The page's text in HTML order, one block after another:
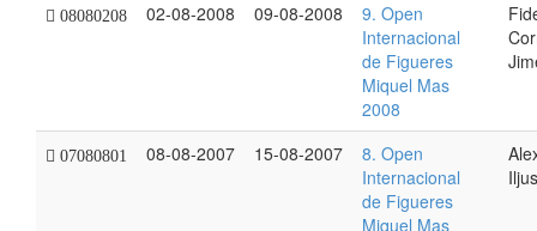
08080208 02-08-2008 09-08-2008
9. Open
Internacional
de Figueres
Miquel Mas
2008
07080801 08-08-2007 15-08-2007
8. Open
Internacional
de Figueres
Miquel Mas